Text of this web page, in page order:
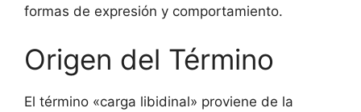
formas de expresión y comportamiento.
Origen del Término
El término «carga libidinal» proviene de la